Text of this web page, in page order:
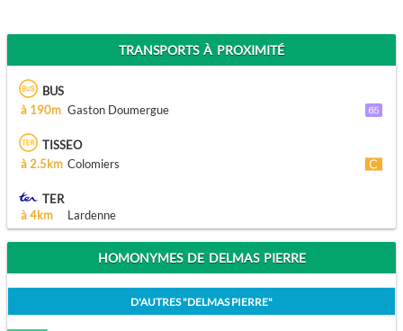
TRANSPORTS À PROXIMITÉ
BUS
à 190m Gaston Doumergue
TISSEO
à 2.5km Colomiers
TER
à 4km
Lardenne
HOMONYMES DE DELMAS PIERRE
D'AUTRES "DELMAS PIERRE"